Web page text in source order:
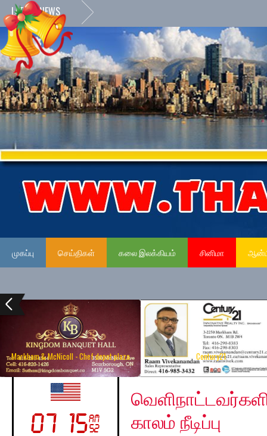
LATEST NEWS
முகப்பு செய்திகள் கலை இலக்கியம் சினிமா
Markham & McNicoll - Chef depot plaza Century21
UK (London) Wednesday, April 1,
காலம் நீடிப்பு